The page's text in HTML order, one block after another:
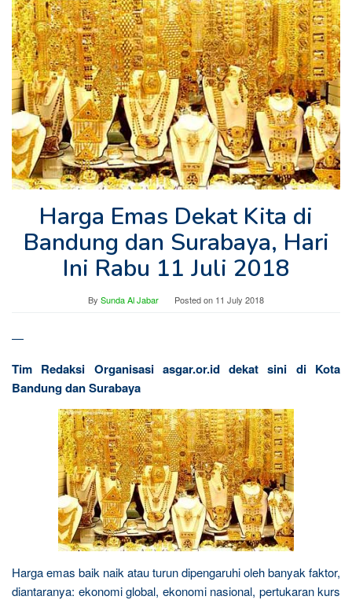
Harga Emas Dekat Kita di
Bandung dan Surabaya, Hari
Ini Rabu 11 Juli 2018
By Sunda Al Jabar Posted on 11 July 2018
—
Tim Redaksi Organisasi asgar.or.id dekat sini di Kota
Bandung dan Surabaya
Harga emas baik naik atau turun dipengaruhi oleh banyak faktor,
diantaranya: ekonomi global, ekonomi nasional, pertukaran kurs